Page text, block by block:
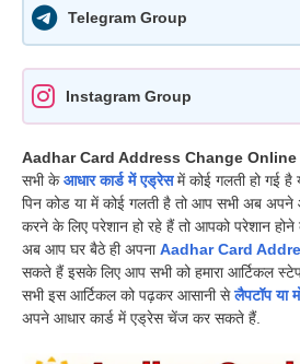
Telegram Group
Instagram Group
Aadhar Card Address Change Online
सभी केआधार कार्ड में एड्रेसमें कोई गलती हो गई है
पिन कोड या में कोई गलती है तो आप सभी अब
करने के लिए परेशान हो रहे हैं तो आपको परेशान
अब आप घर बैठे ही अपनाAadhar Card
सकते हैं इसके लिए आप सभी को हमारा आर्टिकल
सभी इस आर्टिकल को पढ़कर आसानी सेलैपटॉप या
अपने आधार कार्ड में एड्रेस चेंज कर सकते हैं.